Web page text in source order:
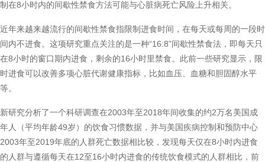
制在8小时内的间歇性禁食方法可能与心脏病死亡风险上升相关。
近年来越来越流行的间歇性禁食指限制进食时间，在每天或每周的一段时
间内不进食。这项研究重点关注的是一种“16:8”间歇性禁食法，即每天只
在8小时的窗口期内进食，剩余的16小时里禁食。此前一些研究显示，限
时进食可以改善多项心脏代谢健康指标，比如血压、血糖和胆固醇水平
等。
新研究分析了一个科研调查在2003年至2018年间收集的约2万名美国成
年人（平均年龄49岁）的饮食习惯数据，并与美国疾病控制和预防中心
2003年至2019年底的人群死亡数据相比较，发现每天仅在8小时内进食
的人群与遵循每天在12至16小时内进食的传统饮食模式的人群相比，前